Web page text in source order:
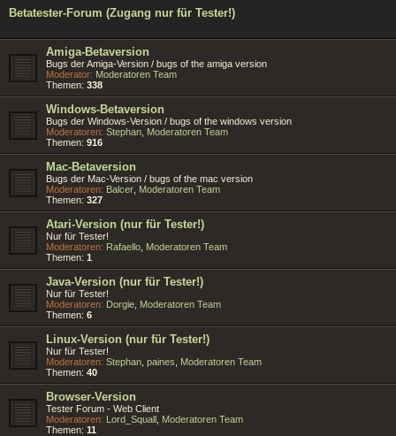
Betatester-Forum (Zugang nur für Tester!)
Amiga-Betaversion
Bugs der Amiga-Version / bugs of the amiga version
Moderator: Moderatoren Team
Themen: 338
Windows-Betaversion
Bugs der Windows-Version / bugs of the windows version
Moderatoren: Stephan Moderatoren Team
Themen: 916
Mac-Betaversion
Bugs der Mac-Version / bugs of the mac version
Moderatoren: Balcer Moderatoren Team
Themen: 327
Atari-Version (nur für Tester!)
Nur für Tester!
Moderatoren: Rafaello Moderatoren Team
Themen: 1
Java-Version (nur für Tester!)
Nur für Tester!
Moderatoren: Dorgie Moderatoren Team
Themen: 6
Linux-Version (nur für Tester!)
Nur für Tester!
Moderatoren: Stephan paines
Moderatoren Team
Themen: 40
Browser-Version
Tester Forum - Web Client
Moderatoren: Lord_Squall Moderatoren Team
Themen: 11